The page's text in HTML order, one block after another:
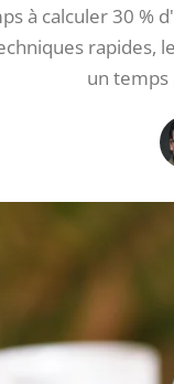
à calculer 30 %
rapides,
un temps